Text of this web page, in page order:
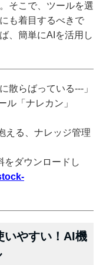
そこで、ツールを選
も着目するべきで
、簡単にAIを活用し
散らばっている---」
ル「ナレカン」
える、ナレッジ管理
をダウンロードし
いやすい！AI機